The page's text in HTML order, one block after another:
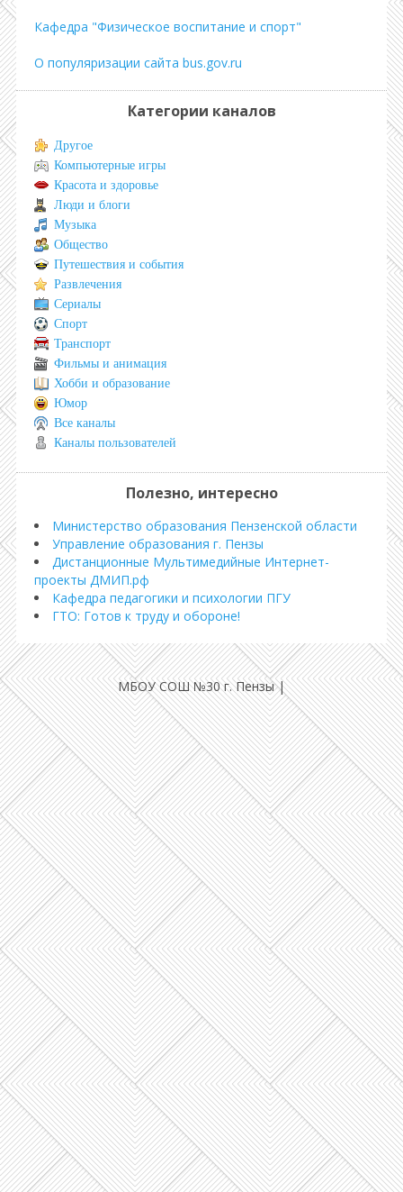
Кафедра "Физическое воспитание и спорт"
О популяризации сайта bus.gov.ru
Категории каналов
Другое
Компьютерные игры
Красота и здоровье
Люди и блоги
Музыка
Общество
Путешествия и события
Развлечения
Сериалы
Спорт
Транспорт
Фильмы и анимация
Хобби и образование
Юмор
Все каналы
Каналы пользователей
Полезно, интересно
Министерство образования Пензенской области
Управление образования г. Пензы
Дистанционные Мультимедийные Интернет-
проекты ДМИП.рф
Кафедра педагогики и психологии ПГУ
ГТО: Готов к труду и обороне!
МБОУ СОШ №30 г. Пензы|